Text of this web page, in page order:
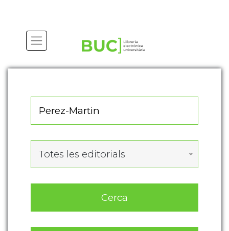
Totes les editorials
Cerca